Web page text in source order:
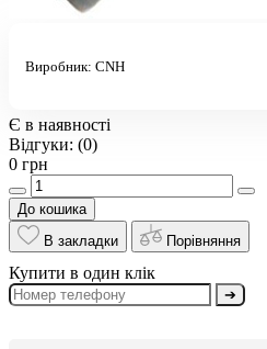
Виробник: CNH
Є в наявності
Відгуки: (0)
0 грн
До кошика
В закладки
Порівняння
Купити в один клік
➔